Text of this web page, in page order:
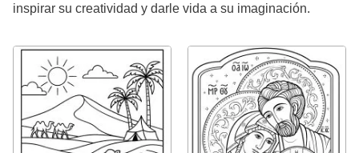
inspirar su creatividad y darle vida a su imaginación.